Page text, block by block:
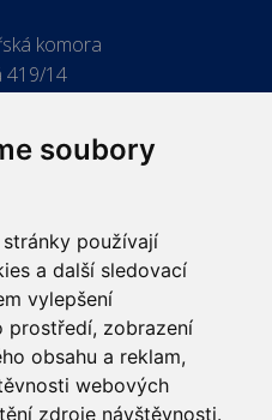
soubory
používají
a další sledovací
vylepšení
prostředí, zobrazení
obsahu a reklam,
webových
zdroje návštěvnosti.
komora
419/14